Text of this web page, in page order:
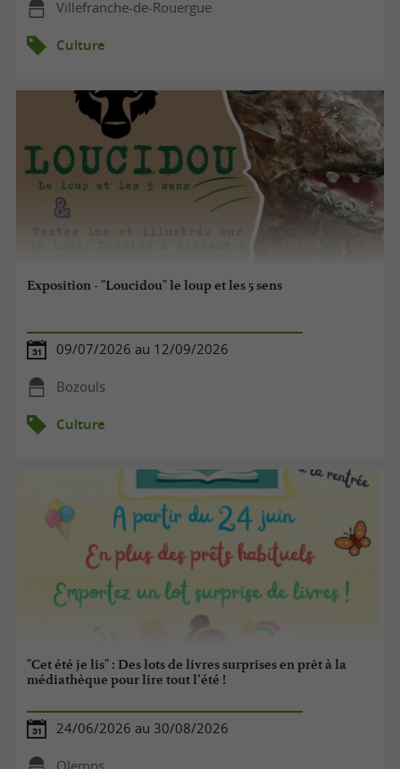
Villefranche-de-Rouergue
Culture
Exposition - "Loucidou" le loup et les 5 sens
09/07/2026 au 12/09/2026
Bozouls
Culture
"Cet été je lis" : Des lots de livres surprises en prêt à la
médiathèque pour lire tout l’été !
24/06/2026 au 30/08/2026